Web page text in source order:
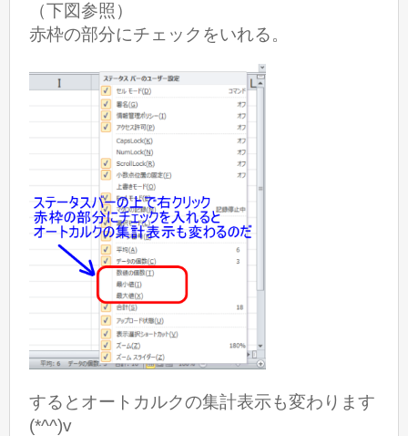
（下図参照）
赤枠の部分にチェックをいれる。
するとオートカルクの集計表示も変わります
(*^^)v